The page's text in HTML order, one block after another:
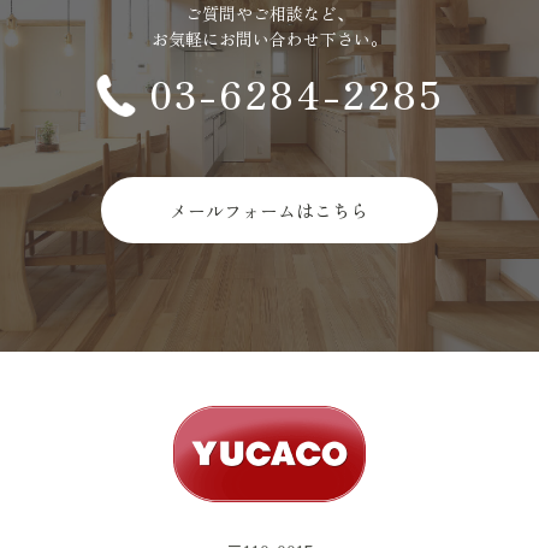
ご質問やご相談など、
お気軽にお問い合わせ下さい。
03-6284-2285
メールフォームはこちら